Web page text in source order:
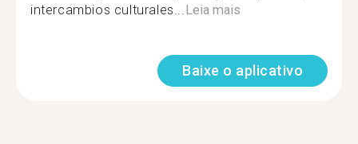
intercambios culturales...Leia mais
Baixe o aplicativo